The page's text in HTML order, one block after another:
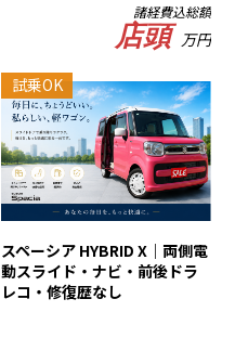
諸経費込総額
店頭 万円
試乗OK
スペーシア HYBRID X｜両側電
動スライド・ナビ・前後ドラ
レコ・修復歴なし